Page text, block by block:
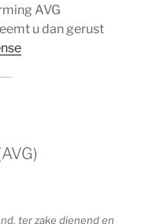
AVG
u dan gerust
ter zake dienend en